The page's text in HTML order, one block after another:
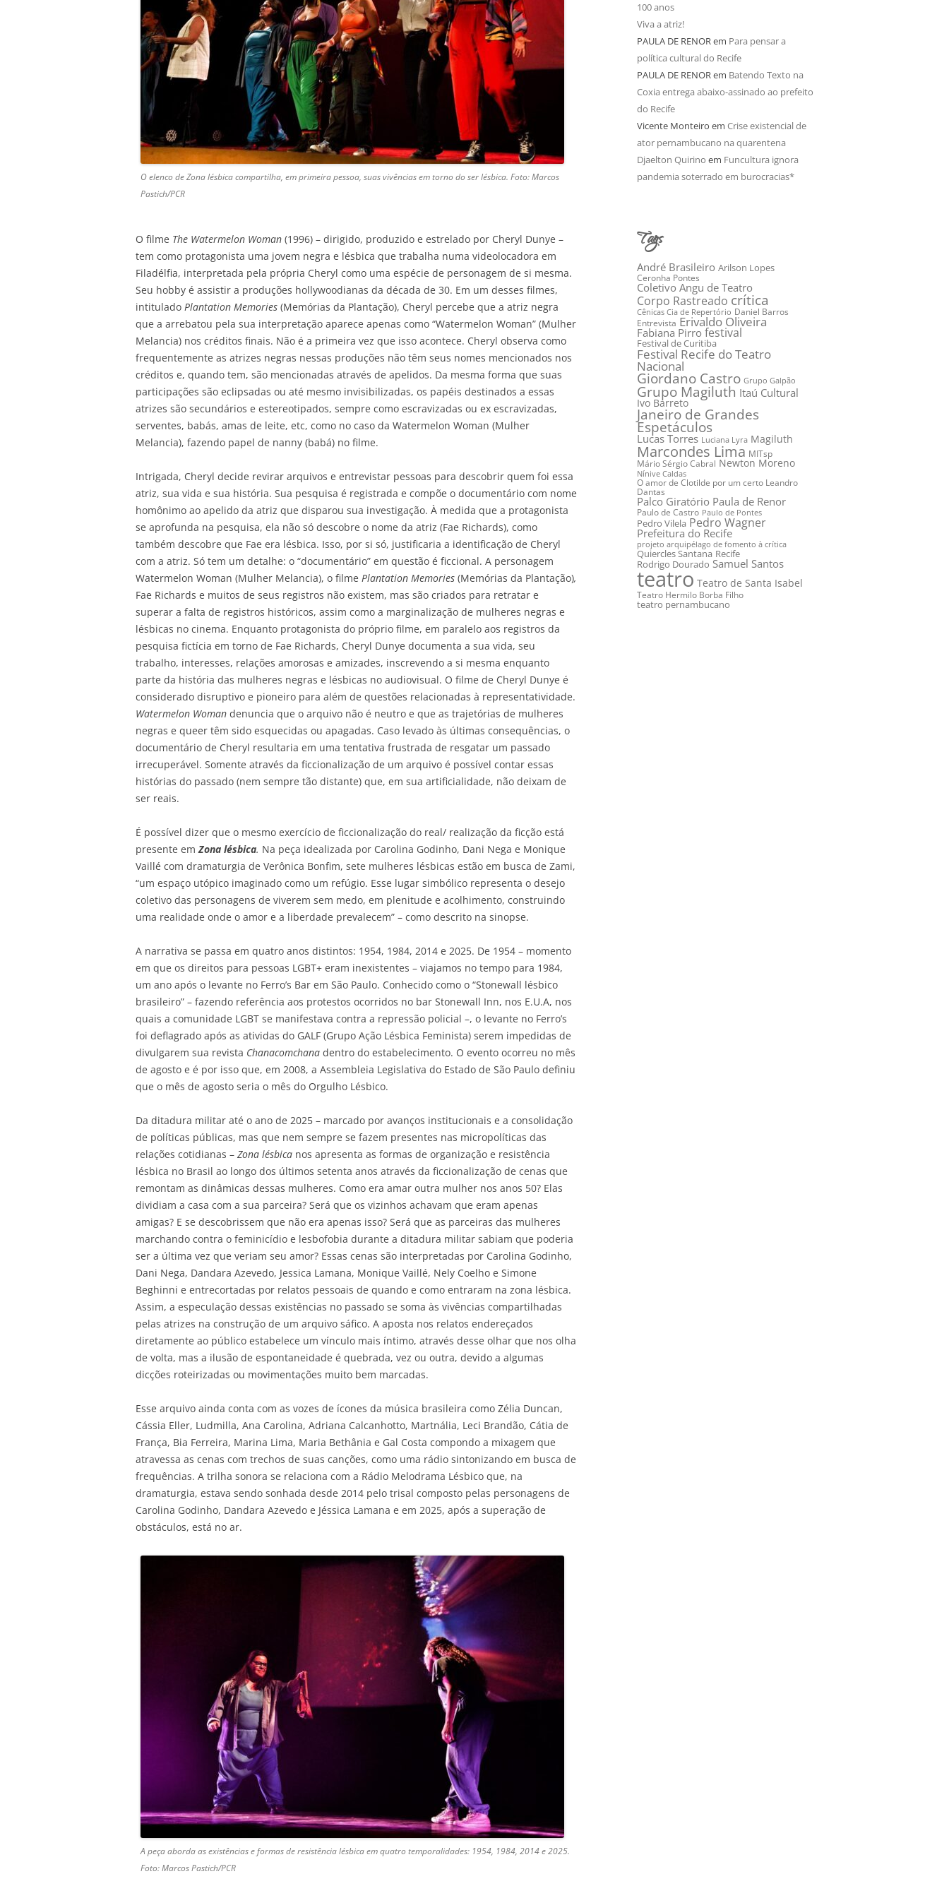
O elenco de Zona lésbica compartilha, em primeira pessoa, suas vivências em torno do ser lésbica. Foto: Marcos
Pastich/PCR
O filme The Watermelon Woman (1996) – dirigido, produzido e estrelado por Cheryl Dunye –
tem como protagonista uma jovem negra e lésbica que trabalha numa videolocadora em
Filadélfia, interpretada pela própria Cheryl como uma espécie de personagem de si mesma.
Seu hobby é assistir a produções hollywoodianas da década de 30. Em um desses filmes,
intitulado Plantation Memories (Memórias da Plantação), Cheryl percebe que a atriz negra
que a arrebatou pela sua interpretação aparece apenas como “Watermelon Woman” (Mulher
Melancia) nos créditos finais. Não é a primeira vez que isso acontece. Cheryl observa como
frequentemente as atrizes negras nessas produções não têm seus nomes mencionados nos
créditos e, quando tem, são mencionadas através de apelidos. Da mesma forma que suas
participações são eclipsadas ou até mesmo invisibilizadas, os papéis destinados a essas
atrizes são secundários e estereotipados, sempre como escravizadas ou ex escravizadas,
serventes, babás, amas de leite, etc, como no caso da Watermelon Woman (Mulher
Melancia), fazendo papel de nanny (babá) no filme.
Intrigada, Cheryl decide revirar arquivos e entrevistar pessoas para descobrir quem foi essa
atriz, sua vida e sua história. Sua pesquisa é registrada e compõe o documentário com nome
homônimo ao apelido da atriz que disparou sua investigação. À medida que a protagonista
se aprofunda na pesquisa, ela não só descobre o nome da atriz (Fae Richards), como
também descobre que Fae era lésbica. Isso, por si só, justificaria a identificação de Cheryl
com a atriz. Só tem um detalhe: o “documentário” em questão é ficcional. A personagem
Watermelon Woman (Mulher Melancia), o filme Plantation Memories (Memórias da Plantação),
Fae Richards e muitos de seus registros não existem, mas são criados para retratar e
superar a falta de registros históricos, assim como a marginalização de mulheres negras e
lésbicas no cinema. Enquanto protagonista do próprio filme, em paralelo aos registros da
pesquisa fictícia em torno de Fae Richards, Cheryl Dunye documenta a sua vida, seu
trabalho, interesses, relações amorosas e amizades, inscrevendo a si mesma enquanto
parte da história das mulheres negras e lésbicas no audiovisual. O filme de Cheryl Dunye é
considerado disruptivo e pioneiro para além de questões relacionadas à representatividade.
Watermelon Woman denuncia que o arquivo não é neutro e que as trajetórias de mulheres
negras e queer têm sido esquecidas ou apagadas. Caso levado às últimas consequências, o
documentário de Cheryl resultaria em uma tentativa frustrada de resgatar um passado
irrecuperável. Somente através da ficcionalização de um arquivo é possível contar essas
histórias do passado (nem sempre tão distante) que, em sua artificialidade, não deixam de
ser reais.
É possível dizer que o mesmo exercício de ficcionalização do real/ realização da ficção está
presente emZona lésbica. Na peça idealizada por Carolina Godinho, Dani Nega e Monique
Vaillé com dramaturgia de Verônica Bonfim, sete mulheres lésbicas estão em busca de Zami,
“um espaço utópico imaginado como um refúgio. Esse lugar simbólico representa o desejo
coletivo das personagens de viverem sem medo, em plenitude e acolhimento, construindo
uma realidade onde o amor e a liberdade prevalecem” – como descrito na sinopse.
A narrativa se passa em quatro anos distintos: 1954, 1984, 2014 e 2025. De 1954 – momento
em que os direitos para pessoas LGBT+ eram inexistentes – viajamos no tempo para 1984,
um ano após o levante no Ferro’s Bar em São Paulo. Conhecido como o “Stonewall lésbico
brasileiro” – fazendo referência aos protestos ocorridos no bar Stonewall Inn, nos E.U.A, nos
quais a comunidade LGBT se manifestava contra a repressão policial –, o levante no Ferro’s
foi deflagrado após as atividas do GALF (Grupo Ação Lésbica Feminista) serem impedidas de
divulgarem sua revista Chanacomchana dentro do estabelecimento. O evento ocorreu no mês
de agosto e é por isso que, em 2008, a Assembleia Legislativa do Estado de São Paulo definiu
que o mês de agosto seria o mês do Orgulho Lésbico.
Da ditadura militar até o ano de 2025 – marcado por avanços institucionais e a consolidação
de políticas públicas, mas que nem sempre se fazem presentes nas micropolíticas das
relações cotidianas – Zona lésbica nos apresenta as formas de organização e resistência
lésbica no Brasil ao longo dos últimos setenta anos através da ficcionalização de cenas que
remontam as dinâmicas dessas mulheres. Como era amar outra mulher nos anos 50? Elas
dividiam a casa com a sua parceira? Será que os vizinhos achavam que eram apenas
amigas? E se descobrissem que não era apenas isso? Será que as parceiras das mulheres
marchando contra o feminicídio e lesbofobia durante a ditadura militar sabiam que poderia
ser a última vez que veriam seu amor? Essas cenas são interpretadas por Carolina Godinho,
Dani Nega, Dandara Azevedo, Jessica Lamana, Monique Vaillé, Nely Coelho e Simone
Beghinni e entrecortadas por relatos pessoais de quando e como entraram na zona lésbica.
Assim, a especulação dessas existências no passado se soma às vivências compartilhadas
pelas atrizes na construção de um arquivo sáfico. A aposta nos relatos endereçados
diretamente ao público estabelece um vínculo mais íntimo, através desse olhar que nos olha
de volta, mas a ilusão de espontaneidade é quebrada, vez ou outra, devido a algumas
dicções roteirizadas ou movimentações muito bem marcadas.
Esse arquivo ainda conta com as vozes de ícones da música brasileira como Zélia Duncan,
Cássia Eller, Ludmilla, Ana Carolina, Adriana Calcanhotto, Martnália, Leci Brandão, Cátia de
França, Bia Ferreira, Marina Lima, Maria Bethânia e Gal Costa compondo a mixagem que
atravessa as cenas com trechos de suas canções, como uma rádio sintonizando em busca de
frequências. A trilha sonora se relaciona com a Rádio Melodrama Lésbico que, na
dramaturgia, estava sendo sonhada desde 2014 pelo trisal composto pelas personagens de
Carolina Godinho, Dandara Azevedo e Jéssica Lamana e em 2025, após a superação de
obstáculos, está no ar.
A peça aborda as existências e formas de resistência lésbica em quatro temporalidades: 1954, 1984, 2014 e 2025.
Foto: Marcos Pastich/PCR
100 anos
Viva a atriz!
PAULA DE RENORem Para pensar a
política cultural do Recife
PAULA DE RENORem Batendo Texto na
Coxia entrega abaixo-assinado ao prefeito
do Recife
Vicente Monteiro em Crise existencial de
ator pernambucano na quarentena
Djaelton Quirino em Funcultura ignora
pandemia soterrado em burocracias*
Tags
André Brasileiro Arilson Lopes
Ceronha Pontes
Coletivo Angu de Teatro
Corpo Rastreado crítica
Cênicas Cia de Repertório Daniel Barros
Entrevista Erivaldo Oliveira
Fabiana Pirro festival
Festival de Curitiba
Festival Recife do Teatro
Nacional
Giordano Castro Grupo Galpão
Grupo Magiluth Itaú Cultural
Ivo Barreto
Janeiro de Grandes
Espetáculos
Lucas Torres Luciana Lyra Magiluth
Marcondes Lima MITsp
Mário Sérgio Cabral Newton Moreno
Nínive Caldas
O amor de Clotilde por um certo Leandro
Dantas
Palco Giratório Paula de Renor
Paulo de Castro Paulo de Pontes
Pedro Vilela Pedro Wagner
Prefeitura do Recife
projeto arquipélago de fomento à crítica
Quiercles Santana Recife
Rodrigo Dourado Samuel Santos
teatro Teatro de Santa Isabel
Teatro Hermilo Borba Filho
teatro pernambucano